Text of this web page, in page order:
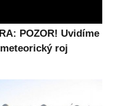
POZOR! Uvidíme
roj